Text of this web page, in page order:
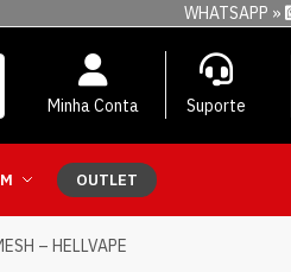
WHATSAPP »
Minha Conta Suporte
OUTLET
– HELLVAPE